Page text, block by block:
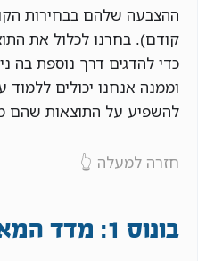
ההצבעה שלהם בבחירות
קודם). בחרנו לכלול את
כדי להדגים דרך נוספת בה
וממנה אנחנו יכולים
להשפיע על התוצאות שהם
חזרה למעלה 👆
בונוס 1: מדד המאוכזבים